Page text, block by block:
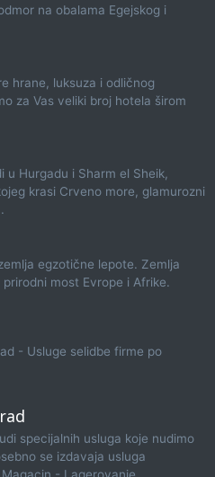
na obalama Egejskog i
hrane, luksuza i odličnog
za Vas veliki broj hotela širom
u Hurgadu i Sharm el Sheik,
krasi Crveno more, glamurozni
egzotične lepote. Zemlja
most Evrope i Afrike.
- Usluge selidbe firme po
specijalnih usluga koje nudimo
se izdavaja usluga